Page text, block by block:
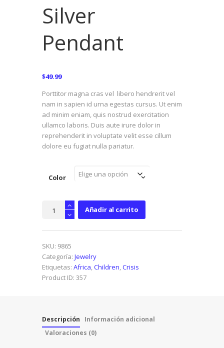
Silver
Pendant
$49.99
Porttitor magna cras vel libero hendrerit vel
nam in sapien id urna egestas cursus. Ut enim
ad minim eniam, quis nostrud exercitation
ullamco laboris. Duis aute irure dolor in
reprehenderit in voluptate velit esse cillum
dolore eu fugiat nulla pariatur.
Color
Pendant
Añadir al carrito
SKU: 9865
Categoría: Jewelry
Etiquetas: Africa Children Crisis
Product ID: 357
Descripción
Información adicional
Valoraciones (0)